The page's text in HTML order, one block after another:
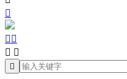

 
 
